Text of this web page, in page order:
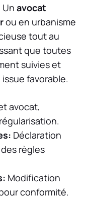
avocat
ou en urbanisme
tout au
que toutes
suivies et
favorable.
avocat,
Déclaration
règles
Modification
conformité.